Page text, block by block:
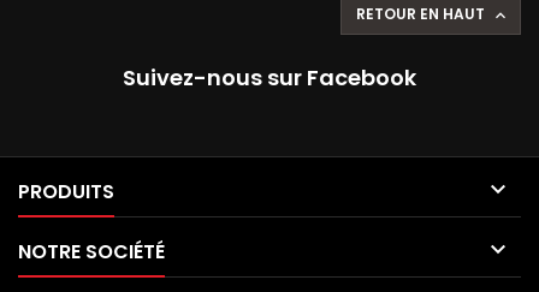
RETOUR EN HAUT 
Suivez-nous sur Facebook
PRODUITS 
NOTRE SOCIÉTÉ 